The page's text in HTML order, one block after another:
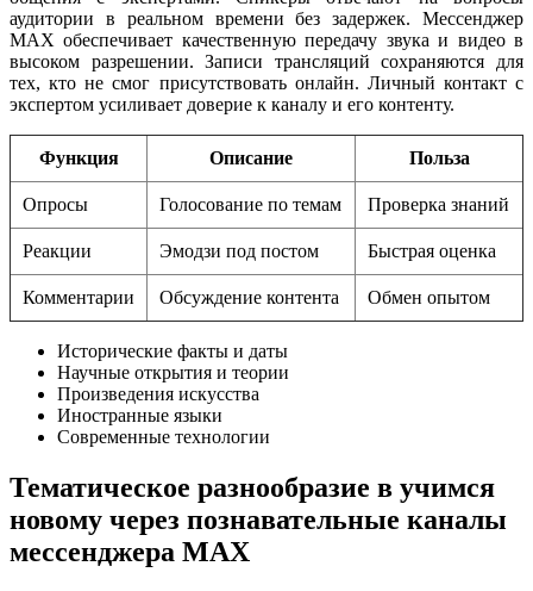
аудитории в реальном времени без задержек. Мессенджер
MAX обеспечивает качественную передачу звука и видео в
высоком разрешении. Записи трансляций сохраняются для
тех, кто не смог присутствовать онлайн. Личный контакт с
экспертом усиливает доверие к каналу и его контенту.
Функция Описание Польза
Опросы Голосование по темам Проверка знаний
Реакции Эмодзи под постом Быстрая оценка
Комментарии Обсуждение контента Обмен опытом
Исторические факты и даты
Научные открытия и теории
Произведения искусства
Иностранные языки
Современные технологии
Тематическое разнообразие в учимся
новому через познавательные каналы
мессенджера MAX